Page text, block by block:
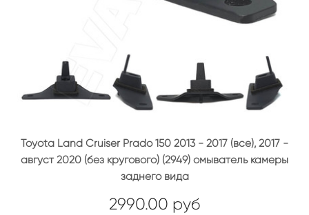
Toyota Land Cruiser Prado 150 2013 - 2017 (все), 2017 -
август 2020 (без кругового) (2949) омыватель камеры
заднего вида
2990.00 руб